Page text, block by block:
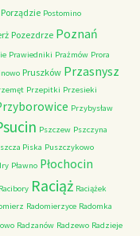
Porządzie Postomino
Pozezdrze Poznań
Prawiedniki Prażmów Prora
Pruszków Przasnysz
Przepitki Przesieki
Przybysław
Pszczew Pszczyna
Piska Puszczykowo
Pławno Płochocin
Racibory Raciąż Raciążek
Radomierzyce Radomka
Radzanów Radzewo Radzieje